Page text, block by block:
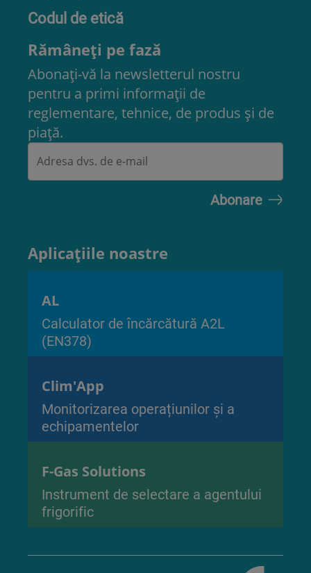
Codul de etică
Rămâneți pe fază
Abonați-vă la newsletterul nostru
pentru a primi informații de
reglementare, tehnice, de produs și de
piață.
Aplicațiile noastre
AL
Calculator de încărcătură A2L
(EN378)
Clim'App
Monitorizarea operațiunilor și a
echipamentelor
F-Gas Solutions
Instrument de selectare a agentului
frigorific